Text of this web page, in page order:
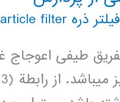
فیلتر ذره particle filter
طيفی اعوجاج